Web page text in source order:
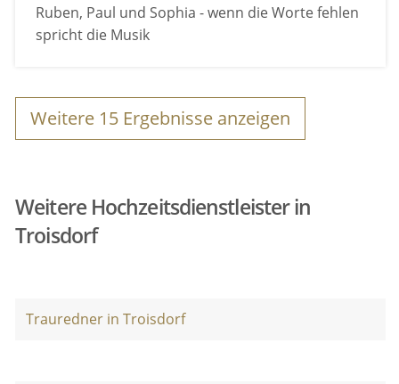
Ruben, Paul und Sophia - wenn die Worte fehlen
spricht die Musik
Weitere 15 Ergebnisse anzeigen
Weitere Hochzeitsdienstleister in
Troisdorf
Trauredner in Troisdorf